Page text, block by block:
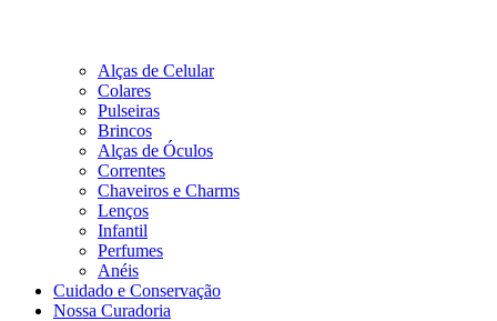
Alças de Celular
Colares
Pulseiras
Brincos
Alças de Óculos
Correntes
Chaveiros e Charms
Lenços
Infantil
Perfumes
Anéis
Cuidado e Conservação
Nossa Curadoria